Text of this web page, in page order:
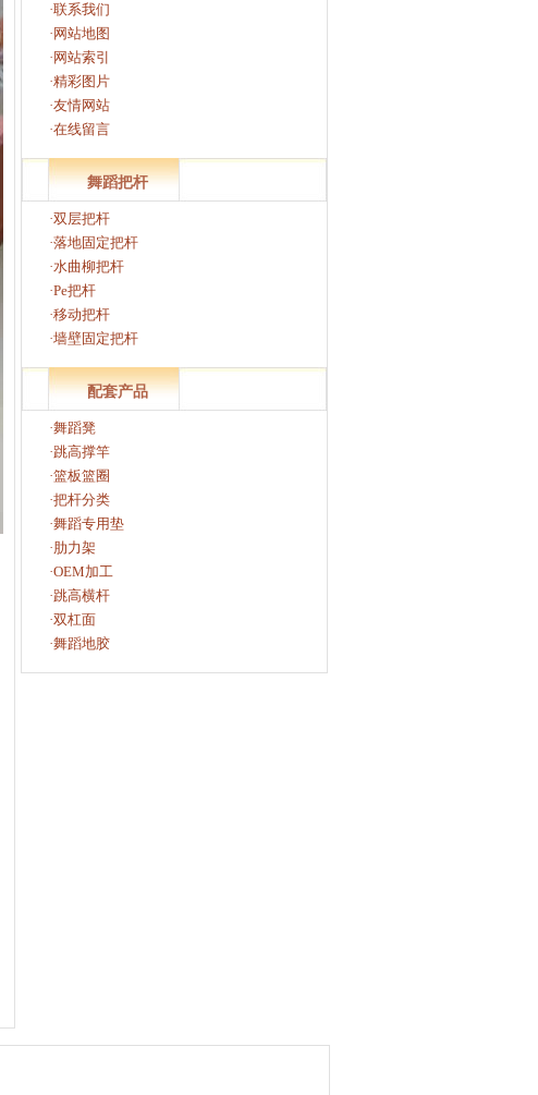
·联系我们
·网站地图
·网站索引
·精彩图片
·友情网站
·在线留言
舞蹈把杆
·双层把杆
·落地固定把杆
·水曲柳把杆
·Pe把杆
·移动把杆
·墙壁固定把杆
配套产品
·舞蹈凳
·跳高撑竿
·篮板篮圈
·把杆分类
·舞蹈专用垫
·肋力架
·OEM加工
·跳高横杆
·双杠面
·舞蹈地胶